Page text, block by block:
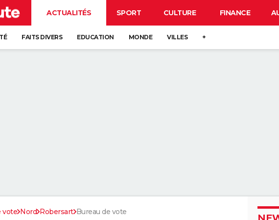
ACTUALITÉS SPORT CULTURE FINANCE
FAITS DIVERS EDUCATION MONDE VILLES +
vote Nord Robersart Bureau de vote